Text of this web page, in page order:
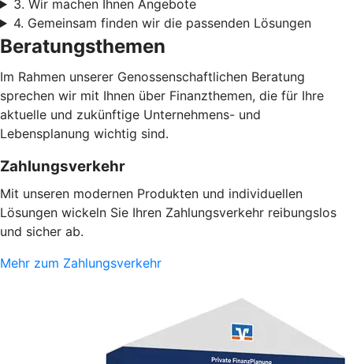
3. Wir machen Ihnen Angebote
4. Gemeinsam finden wir die passenden Lösungen
Beratungsthemen
Im Rahmen unserer Genossenschaftlichen Beratung
sprechen wir mit Ihnen über Finanzthemen, die für Ihre
aktuelle und zukünftige Unternehmens- und
Lebensplanung wichtig sind.
Zahlungsverkehr
Mit unseren modernen Produkten und individuellen
Lösungen wickeln Sie Ihren Zahlungsverkehr reibungslos
und sicher ab.
Mehr zum Zahlungsverkehr